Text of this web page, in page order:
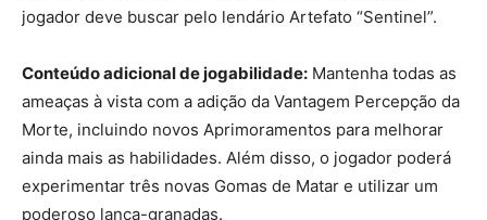
jogador deve buscar pelo lendário Artefato “Sentinel”.
Conteúdo adicional de jogabilidade: Mantenha todas as
ameaças à vista com a adição da Vantagem Percepção da
Morte, incluindo novos Aprimoramentos para melhorar
ainda mais as habilidades. Além disso, o jogador poderá
experimentar três novas Gomas de Matar e utilizar um
poderoso lança-granadas.